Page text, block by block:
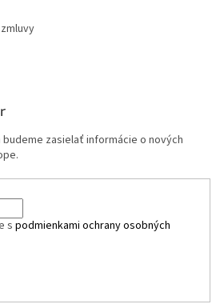
budeme zasielať informácie o nových
s podmienkami ochrany osobných